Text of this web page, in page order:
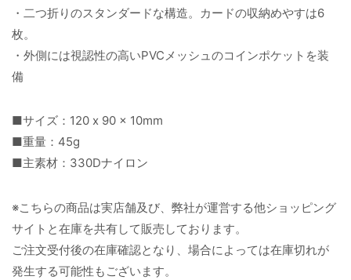
・二つ折りのスタンダードな構造。カードの収納めやすは6
枚。
・外側には視認性の高いPVCメッシュのコインポケットを装
備
■サイズ：120 x 90 x 10mm
■重量：45g
■主素材：330Dナイロン
※こちらの商品は実店舗及び、弊社が運営する他ショッピング
サイトと在庫を共有して販売しております。
ご注文受付後の在庫確認となり、場合によっては在庫切れが
発生する可能性もございます。